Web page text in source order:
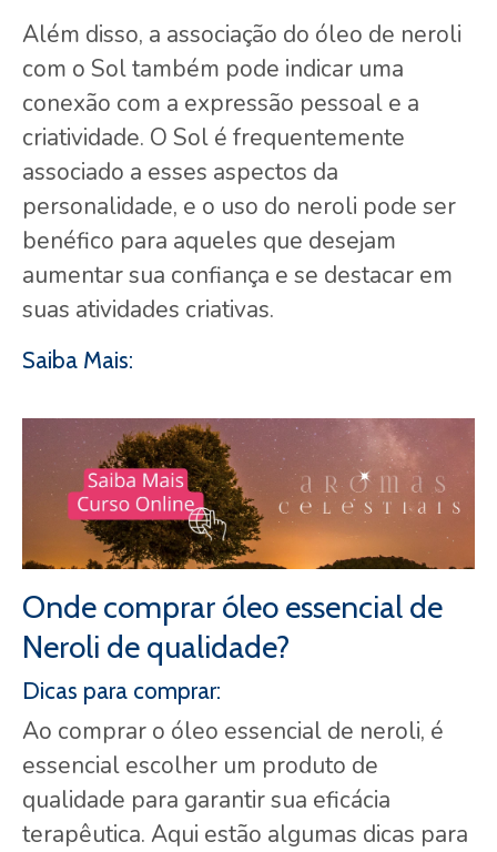
Além disso, a associação do óleo de neroli
com o Sol também pode indicar uma
conexão com a expressão pessoal e a
criatividade. O Sol é frequentemente
associado a esses aspectos da
personalidade, e o uso do neroli pode ser
benéfico para aqueles que desejam
aumentar sua confiança e se destacar em
suas atividades criativas.
Saiba Mais:
Onde comprar óleo essencial de
Neroli de qualidade?
Dicas para comprar:
Ao comprar o óleo essencial de neroli, é
essencial escolher um produto de
qualidade para garantir sua eficácia
terapêutica. Aqui estão algumas dicas para